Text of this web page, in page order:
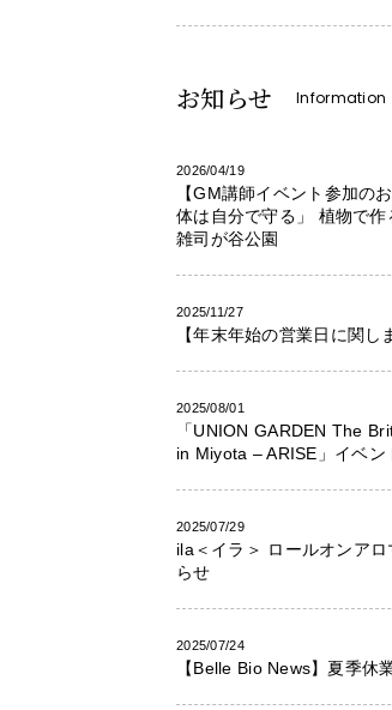
お知らせ Information
2026/04/19
【GM講師イベント参加の
体は自分で守る」 植物で作
雑司が谷公園
2025/11/27
【年末年始の営業日に関し
2025/08/01
「UNION GARDEN The
in Miyota – ARISE」イベン
2025/07/29
ila＜イラ＞ ロールオンア
らせ
2025/07/24
【Belle Bio News】夏季休